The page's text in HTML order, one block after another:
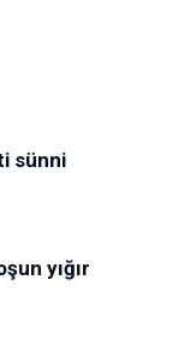
sünni
yığır